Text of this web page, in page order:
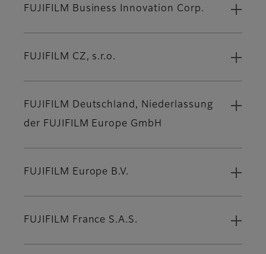
FUJIFILM Business Innovation Corp.
FUJIFILM CZ, s.r.o.
FUJIFILM Deutschland, Niederlassung
der FUJIFILM Europe GmbH
FUJIFILM Europe B.V.
FUJIFILM France S.A.S.